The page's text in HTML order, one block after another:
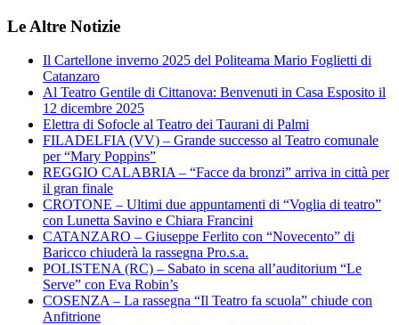
Le Altre Notizie
Il Cartellone inverno 2025 del Politeama Mario Foglietti di
Catanzaro
Al Teatro Gentile di Cittanova: Benvenuti in Casa Esposito il
12 dicembre 2025
Elettra di Sofocle al Teatro dei Taurani di Palmi
FILADELFIA (VV) – Grande successo al Teatro comunale
per “Mary Poppins”
REGGIO CALABRIA – “Facce da bronzi” arriva in città per
il gran finale
CROTONE – Ultimi due appuntamenti di “Voglia di teatro”
con Lunetta Savino e Chiara Francini
CATANZARO – Giuseppe Ferlito con “Novecento” di
Baricco chiuderà la rassegna Pro.s.a.
POLISTENA (RC) – Sabato in scena all’auditorium “Le
Serve” con Eva Robin’s
COSENZA – La rassegna “Il Teatro fa scuola” chiude con
Anfitrione